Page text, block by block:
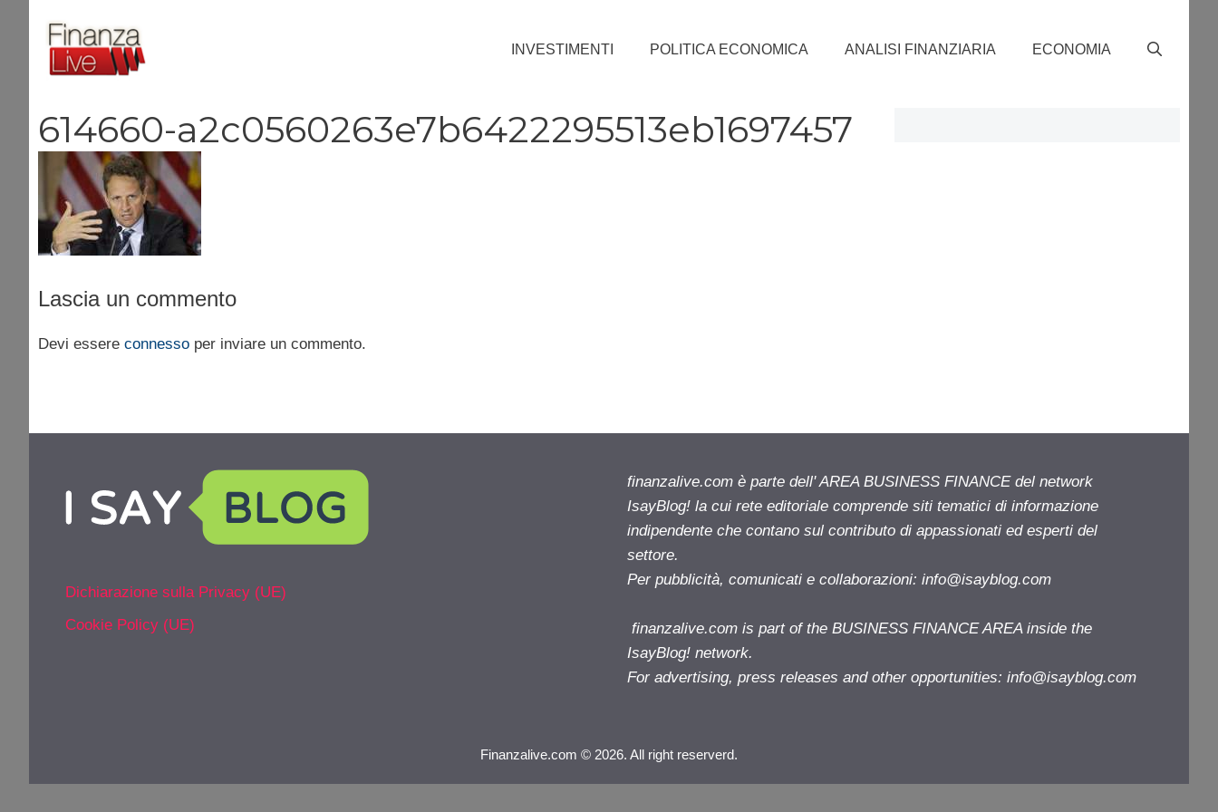
contenuto
INVESTIMENTI POLITICA ECONOMICA ANALISI FINANZIARIA ECONOMIA
614660-a2c0560263e7b6422295513eb1697457
Lascia un commento
Devi essere connesso per inviare un commento.
Dichiarazione sulla Privacy (UE)
Cookie Policy (UE)
finanzalive.com è parte dell' AREA BUSINESS FINANCE del network
IsayBlog! la cui rete editoriale comprende siti tematici di informazione
indipendente che contano sul contributo di appassionati ed esperti del
settore.
Per pubblicità, comunicati e collaborazioni: info@isayblog.com
finanzalive.com is part of the BUSINESS FINANCE AREA inside the
IsayBlog! network.
For advertising, press releases and other opportunities: info@isayblog.com
Finanzalive.com © 2026. All right reserverd.